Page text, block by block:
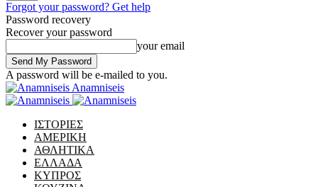
Forgot your password? Get help
Password recovery
Recover your password
your email
A password will be e-mailed to you.
Anamniseis
ΙΣΤΟΡΙΕΣ
ΑΜΕΡΙΚΗ
ΑΘΛΗΤΙΚΑ
ΕΛΛΑΔΑ
ΚΥΠΡΟΣ